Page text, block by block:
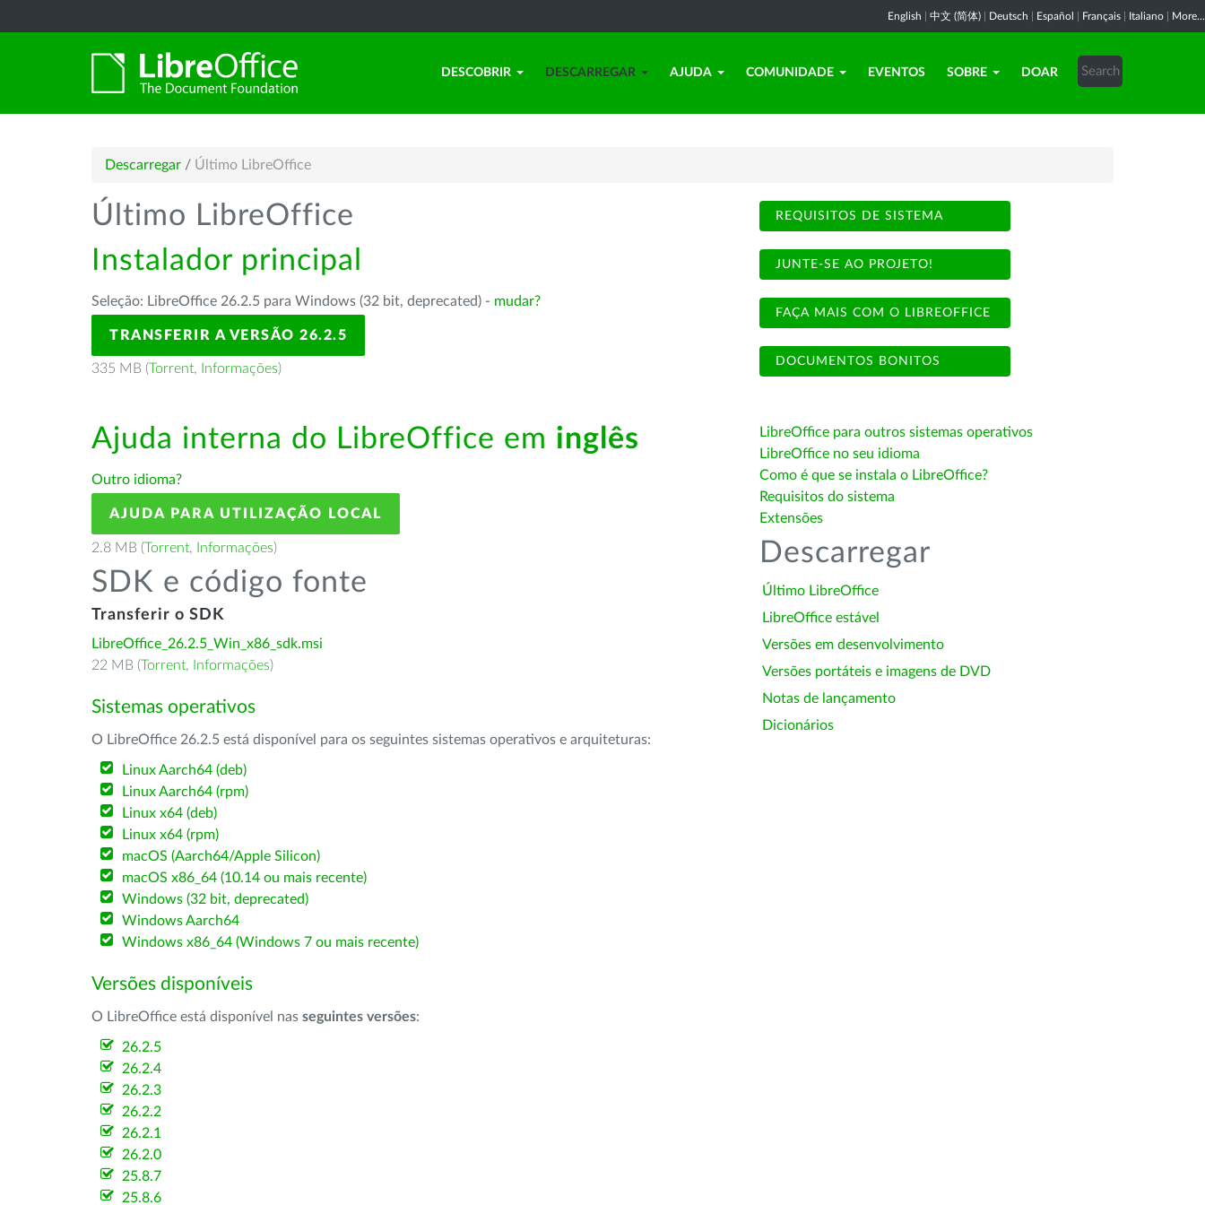
English 中文 (简体) Deutsch Español Français Italiano More...
DESCOBRIR DESCARREGAR AJUDA COMUNIDADE EVENTOS SOBRE DOAR
Descarregar / Último LibreOffice
Último LibreOffice
Instalador principal
Seleção: LibreOffice 26.2.5 para Windows (32 bit, deprecated) - mudar?
TRANSFERIR A VERSÃO 26.2.5
335 MB (Torrent, Informações)
Ajuda interna do LibreOffice em inglês
Outro idioma?
AJUDA PARA UTILIZAÇÃO LOCAL
2.8 MB (Torrent, Informações)
SDK e código fonte
Transferir o SDK
LibreOffice_26.2.5_Win_x86_sdk.msi
22 MB (Torrent, Informações)
Sistemas operativos
O LibreOffice 26.2.5 está disponível para os seguintes sistemas operativos e arquiteturas:
Linux Aarch64 (deb)
Linux Aarch64 (rpm)
Linux x64 (deb)
Linux x64 (rpm)
macOS (Aarch64/Apple Silicon)
macOS x86_64 (10.14 ou mais recente)
Windows (32 bit, deprecated)
Windows Aarch64
Windows x86_64 (Windows 7 ou mais recente)
Versões disponíveis
O LibreOffice está disponível nas seguintes versões:
26.2.5
26.2.4
26.2.3
26.2.2
26.2.1
26.2.0
25.8.7
25.8.6
REQUISITOS DE SISTEMA
JUNTE-SE AO PROJETO!
FAÇA MAIS COM O LIBREOFFICE
DOCUMENTOS BONITOS
LibreOffice para outros sistemas operativos
LibreOffice no seu idioma
Como é que se instala o LibreOffice?
Requisitos do sistema
Extensões
Descarregar
Último LibreOffice
LibreOffice estável
Versões em desenvolvimento
Versões portáteis e imagens de DVD
Notas de lançamento
Dicionários